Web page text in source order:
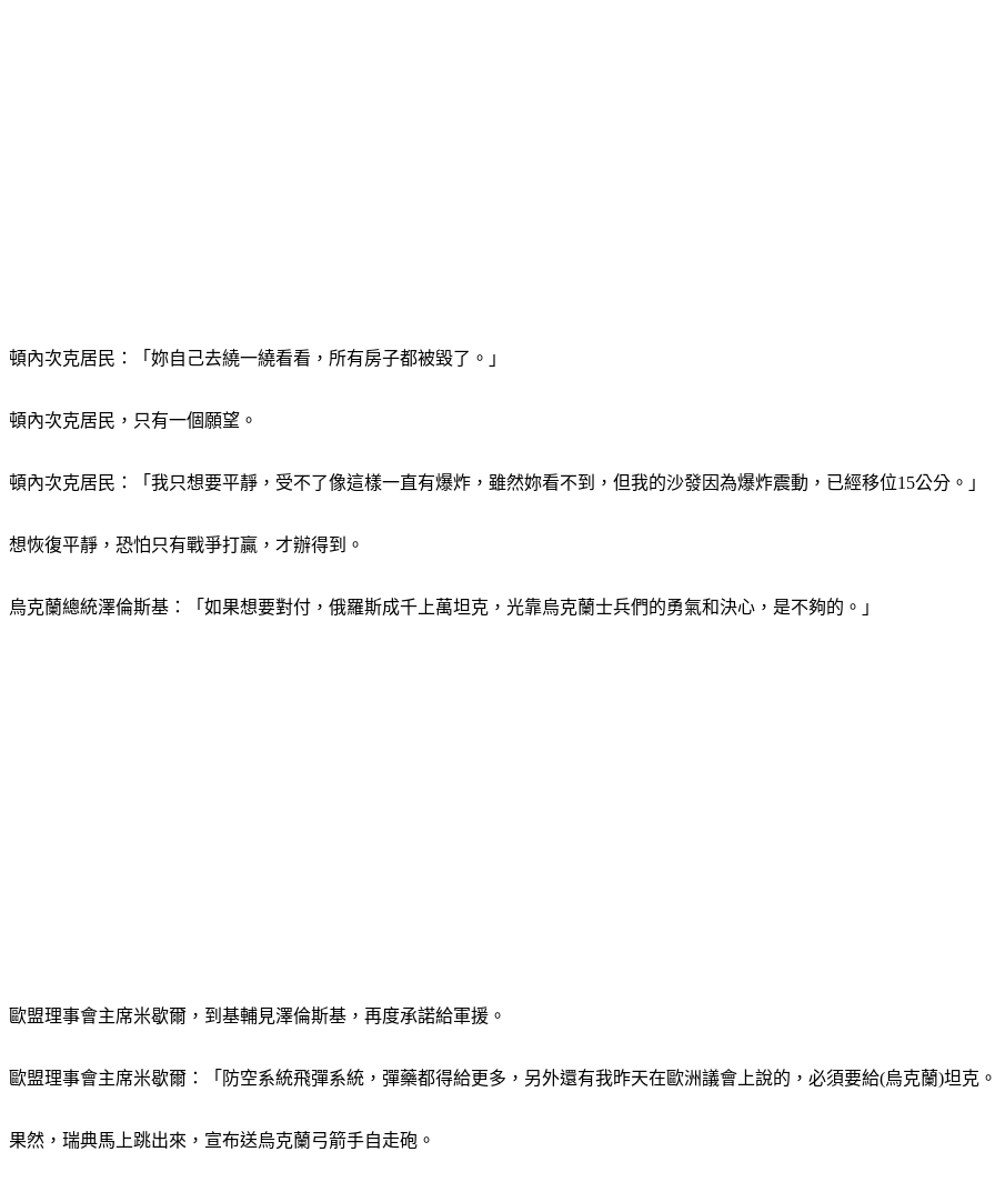
頓內次克居民：「妳自己去繞一繞看看，所有房子都被毀了。」
頓內次克居民，只有一個願望。
頓內次克居民：「我只想要平靜，受不了像這樣一直有爆炸，雖然妳看不到，但我的沙發因為爆炸震動，已經移位15公分。」
想恢復平靜，恐怕只有戰爭打贏，才辦得到。
烏克蘭總統澤倫斯基：「如果想要對付，俄羅斯成千上萬坦克，光靠烏克蘭士兵們的勇氣和決心，是不夠的。」
歐盟理事會主席米歇爾，到基輔見澤倫斯基，再度承諾給軍援。
歐盟理事會主席米歇爾：「防空系統飛彈系統，彈藥都得給更多，另外還有我昨天在歐洲議會上說的，必須要給(烏克蘭)坦克。
果然，瑞典馬上跳出來，宣布送烏克蘭弓箭手自走砲。